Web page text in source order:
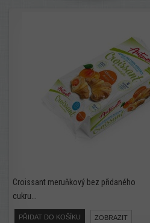
Croissant meruňkový bez přidaného
cukru...
PŘIDAT DO KOŠÍKU ZOBRAZIT